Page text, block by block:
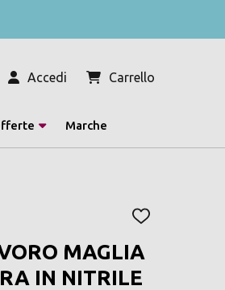
Accedi Carrello
Marche
AGGIUNGI
LISTA
DEI
DESIDERI
MAGLIA
IN NITRILE